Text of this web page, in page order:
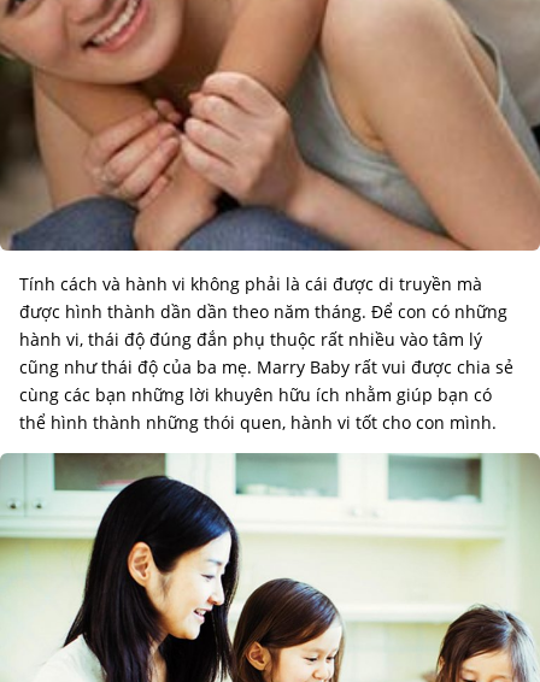
Tính cách và hành vi không phải là cái được di truyền mà
được hình thành dần dần theo năm tháng. Để con có những
hành vi, thái độ đúng đắn phụ thuộc rất nhiều vào tâm lý
cũng như thái độ của ba mẹ. Marry Baby rất vui được chia sẻ
cùng các bạn những lời khuyên hữu ích nhằm giúp bạn có
thể hình thành những thói quen, hành vi tốt cho con mình.